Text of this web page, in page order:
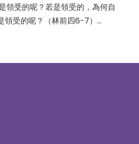
領受的呢？若是領受的，為何自
領受的呢？（林前四6-7）…